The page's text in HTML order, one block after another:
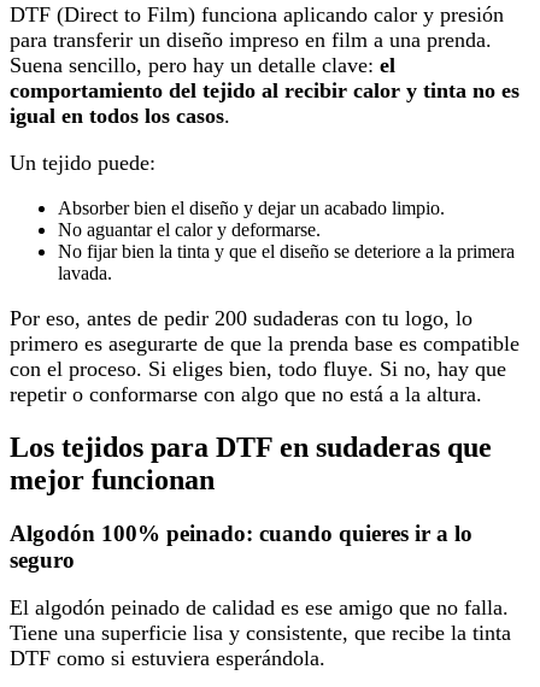
DTF (Direct to Film) funciona aplicando calor y presión
para transferir un diseño impreso en film a una prenda.
Suena sencillo, pero hay un detalle clave: el
comportamiento del tejido al recibir calor y tinta no es
igual en todos los casos.
Un tejido puede:
Absorber bien el diseño y dejar un acabado limpio.
No aguantar el calor y deformarse.
No fijar bien la tinta y que el diseño se deteriore a la primera
lavada.
Por eso, antes de pedir 200 sudaderas con tu logo, lo
primero es asegurarte de que la prenda base es compatible
con el proceso. Si eliges bien, todo fluye. Si no, hay que
repetir o conformarse con algo que no está a la altura.
Los tejidos para DTF en sudaderas que
mejor funcionan
Algodón 100% peinado: cuando quieres ir a lo
seguro
El algodón peinado de calidad es ese amigo que no falla.
Tiene una superficie lisa y consistente, que recibe la tinta
DTF como si estuviera esperándola.